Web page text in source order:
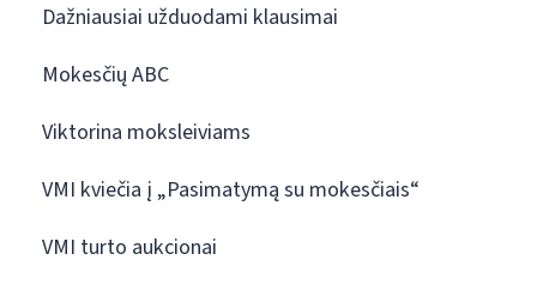
Dažniausiai užduodami klausimai
Mokesčių ABC
Viktorina moksleiviams
VMI kviečia į „Pasimatymą su mokesčiais“
VMI turto aukcionai